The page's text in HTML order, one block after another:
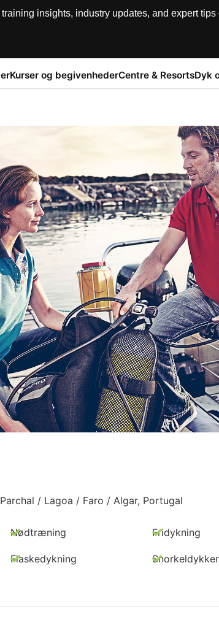
insights, industry updates, and expert
Kurser og begivenhederCentre & ResortsDyk
/ Lagoa / Faro / Algar, Portugal
Nødtræning Fridykning
Flaskedykning Snorkeldykker